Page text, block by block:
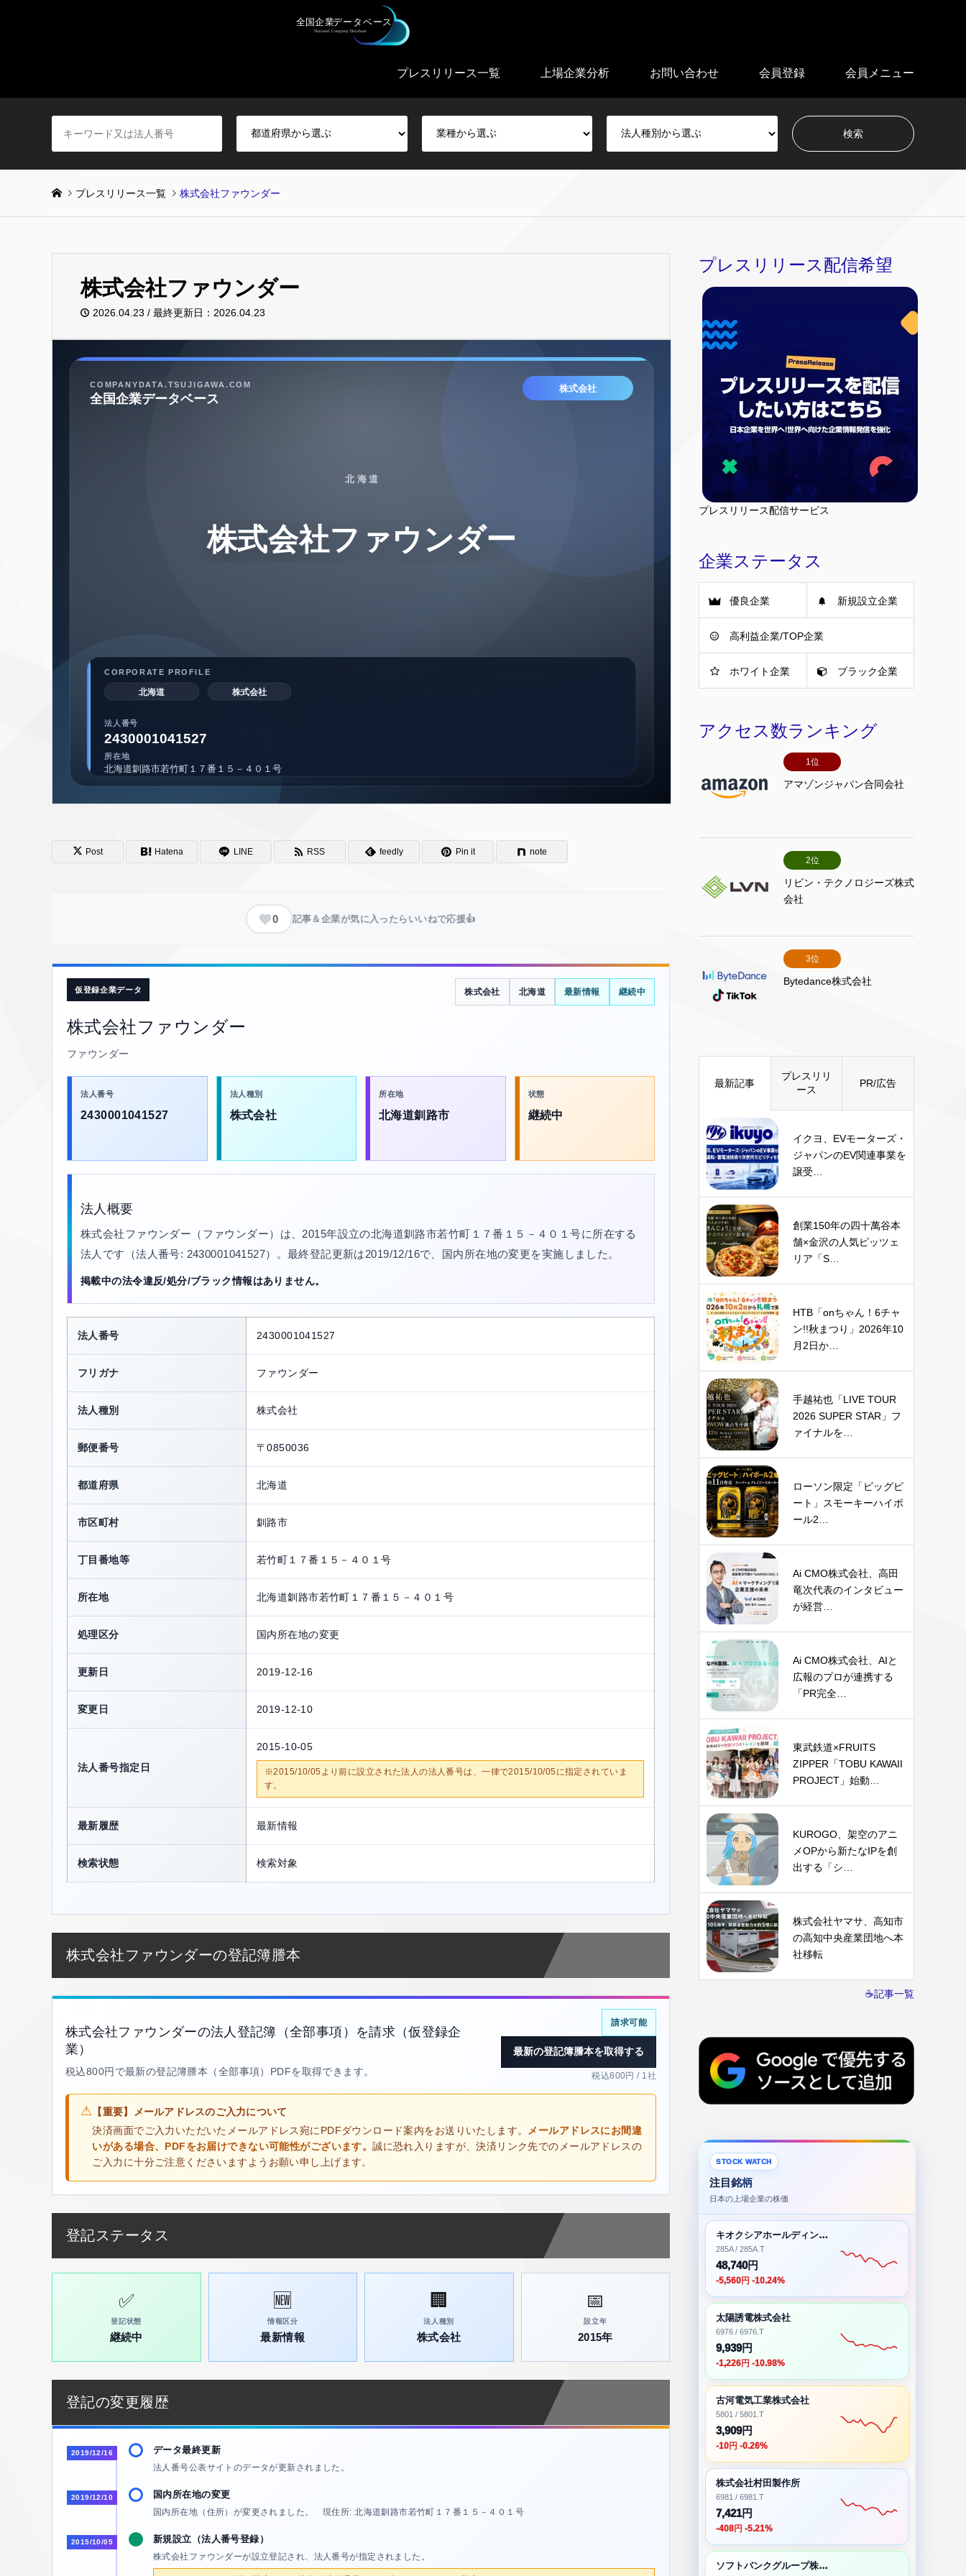
プレスリリース一覧 上場企業分析 お問い合わせ 会員登録 会員メニュー
プレスリリース一覧 株式会社ファウンダー
株式会社ファウンダー
2026.04.23 / 最終更新日：2026.04.23
Post Hatena LINE RSS feedly Pin it note
0 記事＆企業が気に入ったらいいねで応援👍
仮登録企業データ
株式会社ファウンダー
ファウンダー
株式会社 北海道 最新情報 継続中
法人番号
2430001041527
法人種別
株式会社
所在地
北海道釧路市
状態
継続中
法人概要
株式会社ファウンダー（ファウンダー）は、2015年設立の北海道釧路市若竹町１７番１５－４０１号に所在する
法人です（法人番号: 2430001041527）。最終登記更新は2019/12/16で、国内所在地の変更を実施しました。
掲載中の法令違反/処分/ブラック情報はありません。
法人番号 2430001041527
フリガナ ファウンダー
法人種別 株式会社
郵便番号 〒0850036
都道府県 北海道
市区町村 釧路市
丁目番地等 若竹町１７番１５－４０１号
所在地 北海道釧路市若竹町１７番１５－４０１号
処理区分 国内所在地の変更
更新日 2019-12-16
変更日 2019-12-10
法人番号指定日
2015-10-05
※2015/10/05より前に設立された法人の法人番号は、一律で2015/10/05に指定されていま
す。
最新履歴 最新情報
検索状態 検索対象
株式会社ファウンダーの登記簿謄本
株式会社ファウンダーの法人登記簿（全部事項）を請求（仮登録企
業）
税込800円で最新の登記簿謄本（全部事項）PDFを取得できます。
請求可能
最新の登記簿謄本を取得する
税込800円 / 1社
⚠ 【重要】メールアドレスのご入力について
決済画面でご入力いただいたメールアドレス宛にPDFダウンロード案内をお送りいたします。 メールアドレスにお間違
いがある場合、PDFをお届けできない可能性がございます。誠に恐れ入りますが、決済リンク先でのメールアドレスの
ご入力に十分ご注意くださいますようお願い申し上げます。
登記ステータス
✅
登記状態
継続中
🆕
情報区分
最新情報
🏢
法人種別
株式会社
📅
設立年
2015年
登記の変更履歴
2019/12/16 データ最終更新
法人番号公表サイトのデータが更新されました。
2019/12/10 国内所在地の変更
国内所在地（住所）が変更されました。 現住所: 北海道釧路市若竹町１７番１５－４０１号
2015/10/05 新規設立（法人番号登録）
株式会社ファウンダーが設立登記され、法人番号が指定されました。
プレスリリース配信希望
プレスリリース配信サービス
企業ステータス
優良企業 新規設立企業
高利益企業/TOP企業
ホワイト企業 ブラック企業
アクセス数ランキング
1位
アマゾンジャパン合同会社
2位
リビン・テクノロジーズ株式
会社
3位
Bytedance株式会社
最新記事
プレスリリ
ース
PR/広告
イクヨ、EVモーターズ・
ジャパンのEV関連事業を
譲受…
創業150年の四十萬谷本
舗×金沢の人気ピッツェ
リア「S…
HTB「onちゃん！6チャ
ン!!秋まつり」2026年10
月2日か…
手越祐也「LIVE TOUR
2026 SUPER STAR」フ
ァイナルを…
ローソン限定「ビッグピ
ート」スモーキーハイボ
ール2…
Ai CMO株式会社、高田
竜次代表のインタビュー
が経営…
Ai CMO株式会社、AIと
広報のプロが連携する
「PR完全…
東武鉄道×FRUITS
ZIPPER「TOBU KAWAII
PROJECT」始動…
KUROGO、架空のアニ
メOPから新たなIPを創
出する「シ…
株式会社ヤマサ、高知市
の高知中央産業団地へ本
社移転
☕記事一覧
STOCK WATCH
注目銘柄
日本の上場企業の株価
キオクシアホールディングス株式会社
285A / 285A.T
48,740円
-5,560円 -10.24%
太陽誘電株式会社
6976 / 6976.T
9,939円
-1,226円 -10.98%
古河電気工業株式会社
5801 / 5801.T
3,909円
-10円 -0.26%
株式会社村田製作所
6981 / 6981.T
7,421円
-408円 -5.21%
ソフトバンクグループ株式会社